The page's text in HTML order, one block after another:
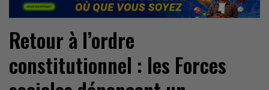
Retour à l’ordre
constitutionnel : les Forces